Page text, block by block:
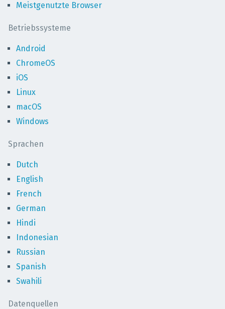
Meistgenutzte Browser
Betriebssysteme
Android
ChromeOS
iOS
Linux
macOS
Windows
Sprachen
Dutch
English
French
German
Hindi
Indonesian
Russian
Spanish
Swahili
Datenquellen